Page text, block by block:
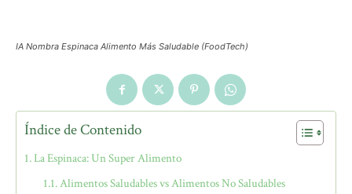
IA Nombra Espinaca Alimento Más Saludable (FoodTech)
Índice de Contenido
La Espinaca: Un Super Alimento
Alimentos Saludables vs Alimentos No Saludables